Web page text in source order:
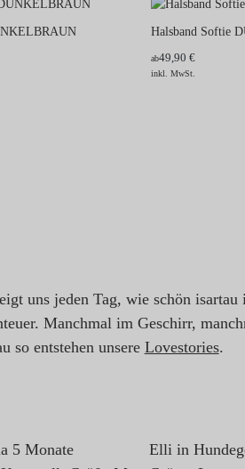
Halsband Softie
ab49,90 €
inkl. MwSt.
uns jeden Tag, wie schön
Manchmal im Geschirr,
so entstehen unsere Lovestories.
5 Monate
Elli in